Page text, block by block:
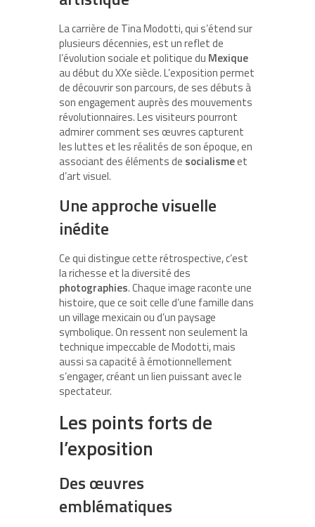
La carrière de Tina Modotti, qui s’étend sur
plusieurs décennies, est un reflet de
l’évolution sociale et politique du Mexique
au début du XXe siècle. L’exposition permet
de découvrir son parcours, de ses débuts à
son engagement auprès des mouvements
révolutionnaires. Les visiteurs pourront
admirer comment ses œuvres capturent
les luttes et les réalités de son époque, en
associant des éléments de socialismeet
d’art visuel.
Une approche visuelle
inédite
Ce qui distingue cette rétrospective, c’est
la richesse et la diversité des
photographies. Chaque image raconte une
histoire, que ce soit celle d’une famille dans
un village mexicain ou d’un paysage
symbolique. On ressent non seulement la
technique impeccable de Modotti, mais
aussi sa capacité à émotionnellement
s’engager, créant un lien puissant avec le
spectateur.
Les points forts de
l’exposition
Des œuvres
emblématiques